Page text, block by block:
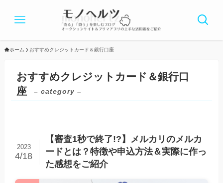
ホーム おすすめクレジットカード＆銀行口座
おすすめクレジットカード＆銀行口
座
– category –
【審査1秒で終了!?】メルカリのメルカ
ードとは？特徴や申込方法＆実際に作っ
た感想をご紹介
2023
4/18